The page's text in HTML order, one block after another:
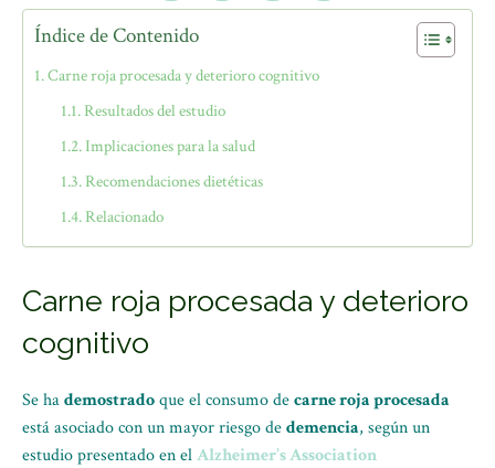
Índice de Contenido
Carne roja procesada y deterioro cognitivo
Resultados del estudio
Implicaciones para la salud
Recomendaciones dietéticas
Relacionado
Carne roja procesada y deterioro
cognitivo
Se hademostradoque el consumo decarne roja procesada
está asociado con un mayor riesgo dedemencia, según un
estudio presentado en elAlzheimer’s Association